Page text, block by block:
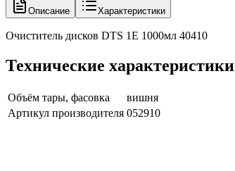
Описание Характеристики
Очиститель дисков DTS 1E 1000мл 40410
Технические характеристики
Объём тары, фасовка
вишня
Артикул производителя 052910